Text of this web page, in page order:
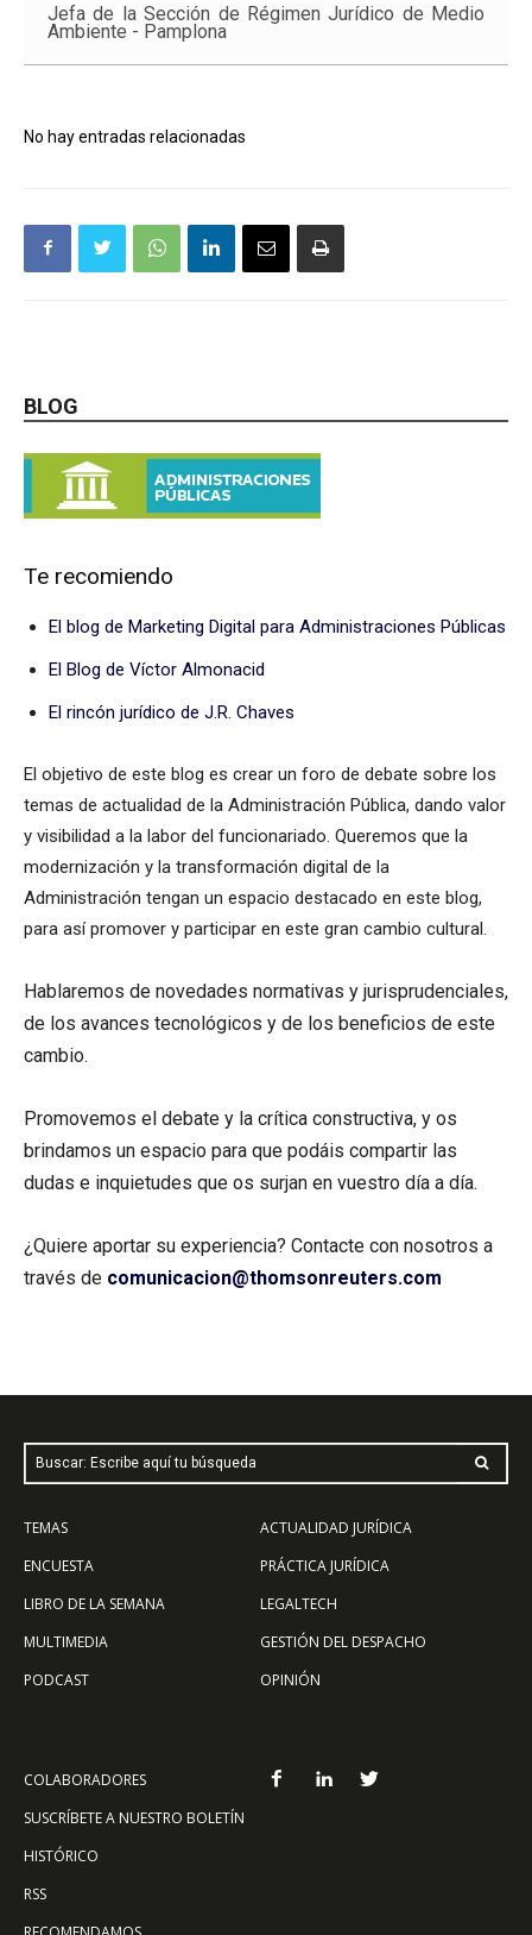
Jefa de la Sección de Régimen Jurídico de Medio
Ambiente - Pamplona
No hay entradas relacionadas
BLOG
Te recomiendo
El blog de Marketing Digital para Administraciones Públicas
El Blog de Víctor Almonacid
El rincón jurídico de J.R. Chaves
El objetivo de este blog es crear un foro de debate sobre los
temas de actualidad de la Administración Pública, dando valor
y visibilidad a la labor del funcionariado. Queremos que la
modernización y la transformación digital de la
Administración tengan un espacio destacado en este blog,
para así promover y participar en este gran cambio cultural.
Hablaremos de novedades normativas y jurisprudenciales,
de los avances tecnológicos y de los beneficios de este
cambio.
Promovemos el debate y la crítica constructiva, y os
brindamos un espacio para que podáis compartir las
dudas e inquietudes que os surjan en vuestro día a día.
¿Quiere aportar su experiencia? Contacte con nosotros a
través de comunicacion@thomsonreuters.com
Buscar: Escribe aquí tu búsqueda
TEMAS
ENCUESTA
LIBRO DE LA SEMANA
MULTIMEDIA
PODCAST
ACTUALIDAD JURÍDICA
PRÁCTICA JURÍDICA
LEGALTECH
GESTIÓN DEL DESPACHO
OPINIÓN
COLABORADORES
SUSCRÍBETE A NUESTRO BOLETÍN
HISTÓRICO
RSS